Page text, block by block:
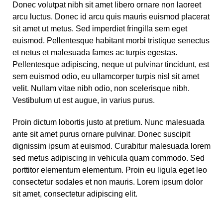
Donec volutpat nibh sit amet libero ornare non laoreet
arcu luctus. Donec id arcu quis mauris euismod placerat
sit amet ut metus. Sed imperdiet fringilla sem eget
euismod. Pellentesque habitant morbi tristique senectus
et netus et malesuada fames ac turpis egestas.
Pellentesque adipiscing, neque ut pulvinar tincidunt, est
sem euismod odio, eu ullamcorper turpis nisl sit amet
velit. Nullam vitae nibh odio, non scelerisque nibh.
Vestibulum ut est augue, in varius purus.
Proin dictum lobortis justo at pretium. Nunc malesuada
ante sit amet purus ornare pulvinar. Donec suscipit
dignissim ipsum at euismod. Curabitur malesuada lorem
sed metus adipiscing in vehicula quam commodo. Sed
porttitor elementum elementum. Proin eu ligula eget leo
consectetur sodales et non mauris. Lorem ipsum dolor
sit amet, consectetur adipiscing elit.